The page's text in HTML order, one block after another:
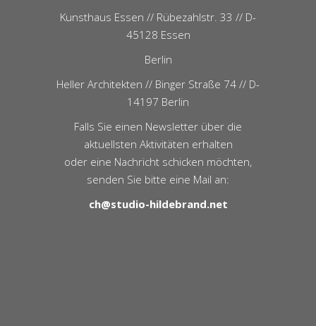
Kunsthaus Essen // Rübezahlstr. 33 // D-
45128 Essen
Berlin
Heller Architekten // Binger Straße 74 // D-
14197 Berlin
Falls Sie einen Newsletter über die
aktuellsten Aktivitäten erhalten
oder eine Nachricht schicken möchten,
senden Sie bitte eine Mail an:
ch@studio-hildebrand.net